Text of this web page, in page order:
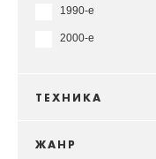
1990-е
2000-е
ТЕХНИКА
ЖАНР